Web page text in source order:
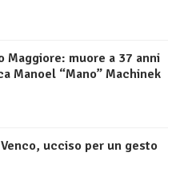
Maggiore: muore a 37 anni
Manoel “Mano” Machinek
ucciso per un gesto